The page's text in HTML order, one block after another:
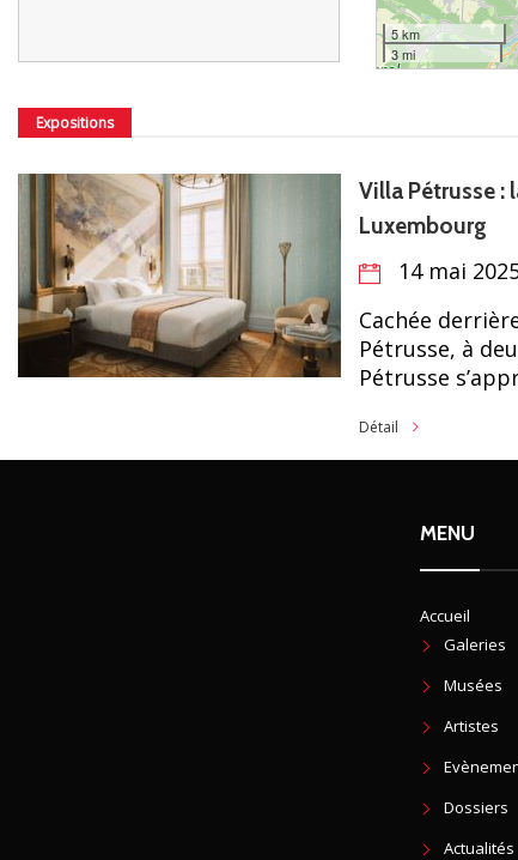
5 km
3 mi
Expositions
Villa Pétrusse :
Luxembourg
14 mai
Cachée
Pétrusse, à
Pétrusse
Détail
MENU
Accueil
Galeries
Musées
Artistes
Dossiers
Actualités